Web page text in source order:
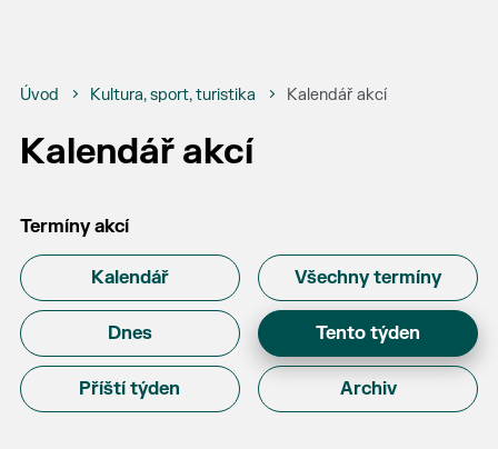
Úvod Kultura, sport, turistika Kalendář akcí
Kalendář akcí
Termíny akcí
Kalendář Všechny termíny
Dnes Tento týden
Příští týden Archiv